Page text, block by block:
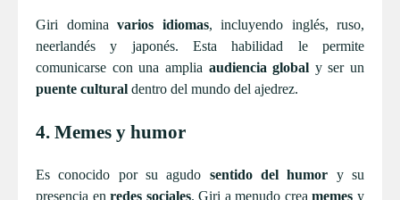
Giri domina varios idiomas, incluyendo inglés, ruso,
neerlandés y japonés. Esta habilidad le permite
comunicarse con una amplia audiencia global y ser un
puente cultural dentro del mundo del ajedrez.
4. Memes y humor
Es conocido por su agudo sentido del humor y su
presencia enredes sociales. Giri a menudo creamemes y